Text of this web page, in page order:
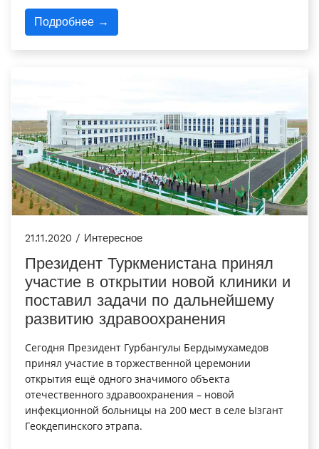
Подробнее →
21.11.2020 / Интересное
Президент Туркменистана принял
участие в открытии новой клиники и
поставил задачи по дальнейшему
развитию здравоохранения
Сегодня Президент Гурбангулы Бердымухамедов
принял участие в торжественной церемонии
открытия ещё одного значимого объекта
отечественного здравоохранения – новой
инфекционной больницы на 200 мест в селе Ызгант
Геокдепинского этрапа.